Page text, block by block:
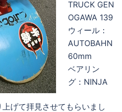
TRUCK GEN
OGAWA 139
ウィール：
AUTOBAHN
60mm
ベアリン
グ：NINJA
げて拝見させてもらいまし